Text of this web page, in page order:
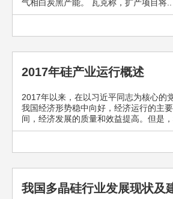
气相白炭黑产能。 瓦克称，扩产项目将
2017年硅产业运行概述
2017年以来，在以习近平同志为核心的
我国经济形势稳中向好，经济运行的主
间，经济发展的质量和效益提高。但是
我国多晶硅行业发展现状及